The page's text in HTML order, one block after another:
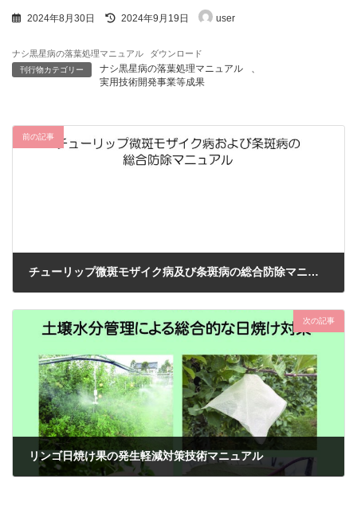
2024年8月30日
最
新
日
時
2024年9月19日 user
ナシ黒星病の落葉処理マニュアル ダウンロード
刊行物カテゴリー ナシ黒星病の落葉処理マニュアル
、
実用技術開発事業等成果
前の記事
チューリップ微斑モザイク病及び条斑病の総合防除マニュアル
次の記事
リンゴ日焼け果の発生軽減対策技術マニュアル